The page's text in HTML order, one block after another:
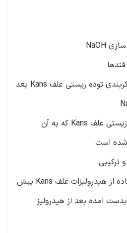
3-2-2 تغییر ترکیبی و پیکربندی توده زیستی علف Kans بعد
3-3 ساکارید سازی توده زیستی علف Kans که به آن
3-4 تولید اتانول با استفاده از هیدرولیزات علف Kans پیش
اضافه سازی شده NaOH بدست امده بعد از هیدرولیز